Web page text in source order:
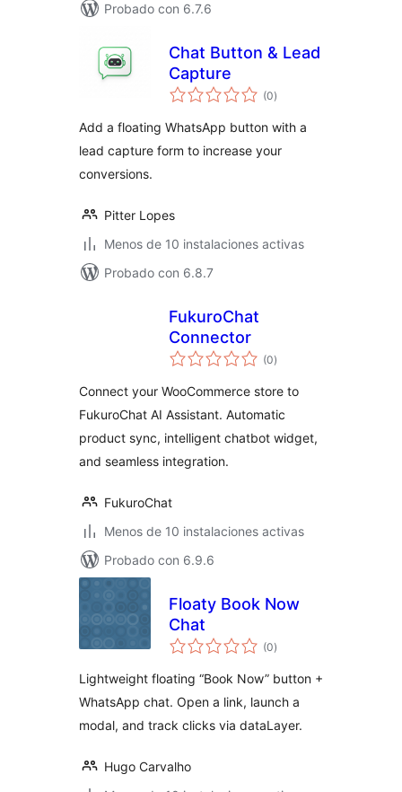
Probado con 6.7.6
Chat Button & Lead
Capture
(0total
de
)
Add a floating WhatsApp button with a
lead capture form to increase your
conversions.
Pitter Lopes
Menos de 10 instalaciones activas
Probado con 6.8.7
FukuroChat
Connector
(0total
de
)
Connect your WooCommerce store to
FukuroChat AI Assistant. Automatic
product sync, intelligent chatbot widget,
and seamless integration.
FukuroChat
Menos de 10 instalaciones activas
Probado con 6.9.6
Floaty Book Now
Chat
(0total
de
)
Lightweight floating “Book Now” button +
WhatsApp chat. Open a link, launch a
modal, and track clicks via dataLayer.
Hugo Carvalho